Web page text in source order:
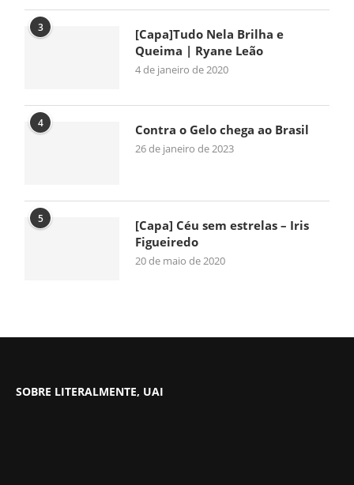
3
[Capa]Tudo Nela Brilha e
Queima | Ryane Leão
4 de janeiro de 2020
4 Contra o Gelo chega ao Brasil
26 de janeiro de 2023
5
[Capa] Céu sem estrelas – Iris
Figueiredo
20 de maio de 2020
SOBRE LITERALMENTE, UAI